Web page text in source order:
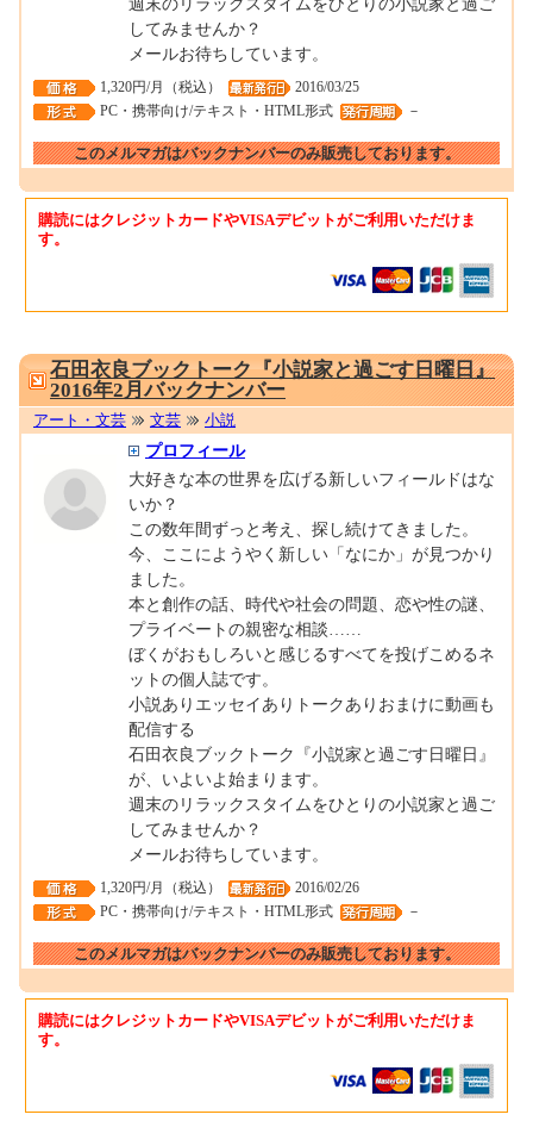
してみませんか？
メールお待ちしています。
1,320円/月（税込）
2016/03/25
PC・携帯向け/テキスト・HTML形式
－
このメルマガはバックナンバーのみ販売しております。
購読にはクレジットカードやVISAデビットがご利用いただけま
す。
石田衣良ブックトーク『小説家と過ごす日曜日』
2016年2月バックナンバー
アート・文芸 文芸 小説
プロフィール
大好きな本の世界を広げる新しいフィールドはな
いか？
この数年間ずっと考え、探し続けてきました。
今、ここにようやく新しい「なにか」が見つかり
ました。
本と創作の話、時代や社会の問題、恋や性の謎、
プライベートの親密な相談……
ぼくがおもしろいと感じるすべてを投げこめるネ
ットの個人誌です。
小説ありエッセイありトークありおまけに動画も
配信する
石田衣良ブックトーク『小説家と過ごす日曜日』
が、いよいよ始まります。
週末のリラックスタイムをひとりの小説家と過ご
してみませんか？
メールお待ちしています。
1,320円/月（税込）
2016/02/26
PC・携帯向け/テキスト・HTML形式
－
このメルマガはバックナンバーのみ販売しております。
購読にはクレジットカードやVISAデビットがご利用いただけま
す。